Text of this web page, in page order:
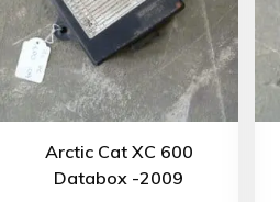
Arctic Cat XC 600
Databox -2009